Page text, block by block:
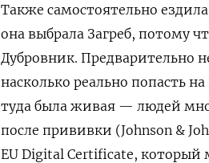
Также самостоятельно
она выбрала Загреб, потому
Дубровник. Предварительно
насколько реально попасть
туда была живая — людей
после прививки (Johnson &
EU Digital Certificate, который